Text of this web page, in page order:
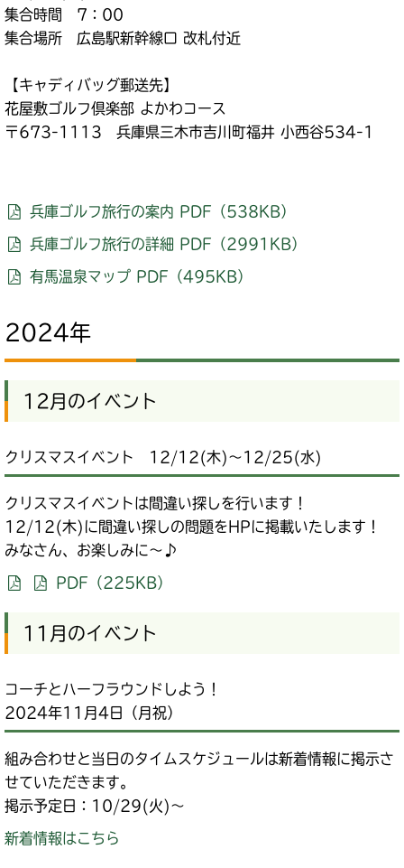
集合時間 7：00
集合場所 広島駅新幹線口 改札付近
【キャディバッグ郵送先】
花屋敷ゴルフ倶楽部 よかわコース
〒673-1113 兵庫県三木市吉川町福井 小西谷534-1
兵庫ゴルフ旅行の案内 PDF（538KB）
兵庫ゴルフ旅行の詳細 PDF（2991KB）
有馬温泉マップ PDF（495KB）
2024年
12月のイベント
クリスマスイベント 12/12(木)～12/25(水)
クリスマスイベントは間違い探しを行います！
12/12(木)に間違い探しの問題をHPに掲載いたします！
みなさん、お楽しみに～♪
PDF（225KB）
11月のイベント
コーチとハーフラウンドしよう！
2024年11月4日（月祝）
組み合わせと当日のタイムスケジュールは新着情報に掲示さ
せていただきます。
掲示予定日：10/29(火)～
新着情報はこちら